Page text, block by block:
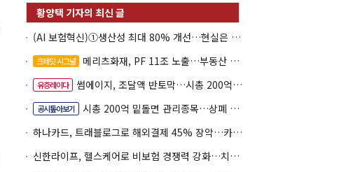
(AI 보험혁신)①생산성 최대 80% 개선…현실은 '실행 격차'
크레딧 시그널 메리츠화재, PF 11조 노출…부동산 사업성 저하 우려
유증레이다 썸에이지, 조달액 반토막…시총 200억 못 넘으면 철회
공시톺아보기
시총 200억 밑돌면 관리종목…상폐 피하려면
하나카드, 트래블로그로 해외결제 45% 장악…카드이익은 제자리
신한라이프, 헬스케어로 비보험 경쟁력 강화…치매·간병 공략